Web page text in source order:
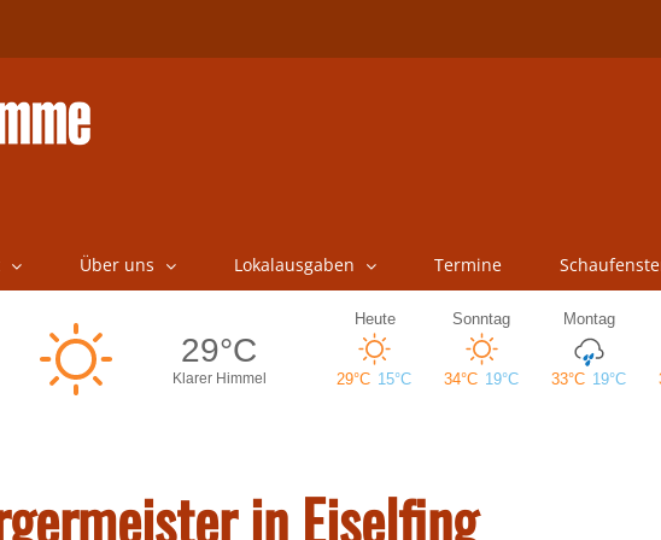
Über uns Lokalausgaben Termine
in Eiselfing